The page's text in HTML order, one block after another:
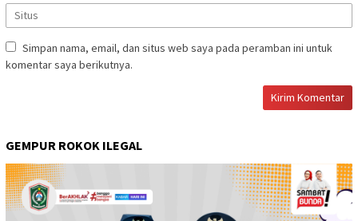
Simpan nama, email, dan situs web saya pada peramban ini untuk
komentar saya berikutnya.
GEMPUR ROKOK ILEGAL